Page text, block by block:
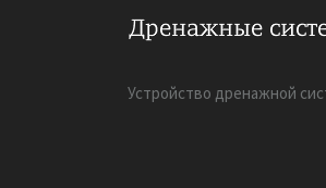
Устройство дренажной